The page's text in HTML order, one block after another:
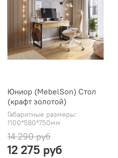
Юниор (MebelSon) Стол
(крафт золотой)
Габаритные размеры:
1100*580*750мм
14 290 руб
12 275 руб